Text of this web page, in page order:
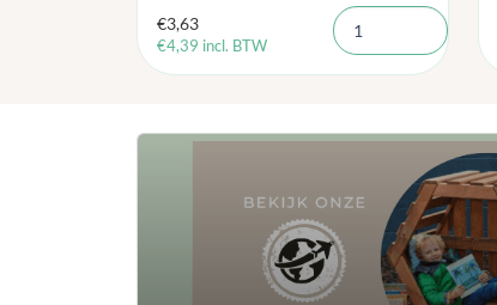
€3,63
€4,39 incl. BTW